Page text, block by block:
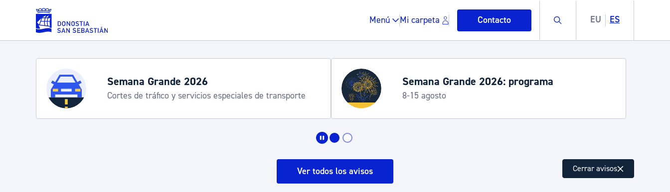
Saltar al contenido principal
Menú Mi carpeta Contacto Buscar EU ES
Servicios
Padrón y asuntos personales
Espacio público, residuos y medioambiente
Semana Grande 2026
Cortes de tráfico y servicios especiales de transporte
Semana Grande 2026: programa
8-15 agosto
Ver todos los avisos Cerrar avisos